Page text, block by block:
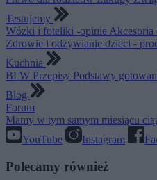
Testujemy
Wózki i foteliki -opinie Akcesoria
Zdrowie i odżywianie dzieci -
Kuchnia
BLW Przepisy Podstawy
Blog
Forum
Mamy w tym samym miesiącu
YouTube
Instagram
Polecamy również